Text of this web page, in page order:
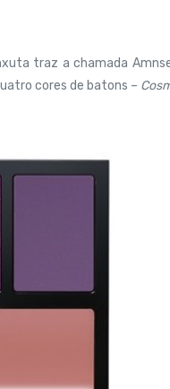
traz a chamada
cores de batons –